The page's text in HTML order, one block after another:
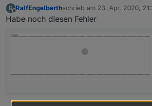
R
Offline
RalfEngelberthschrieb am 23. Apr. 2020,
zuletzt editiert von Negalein
Habe noch diesen Fehler